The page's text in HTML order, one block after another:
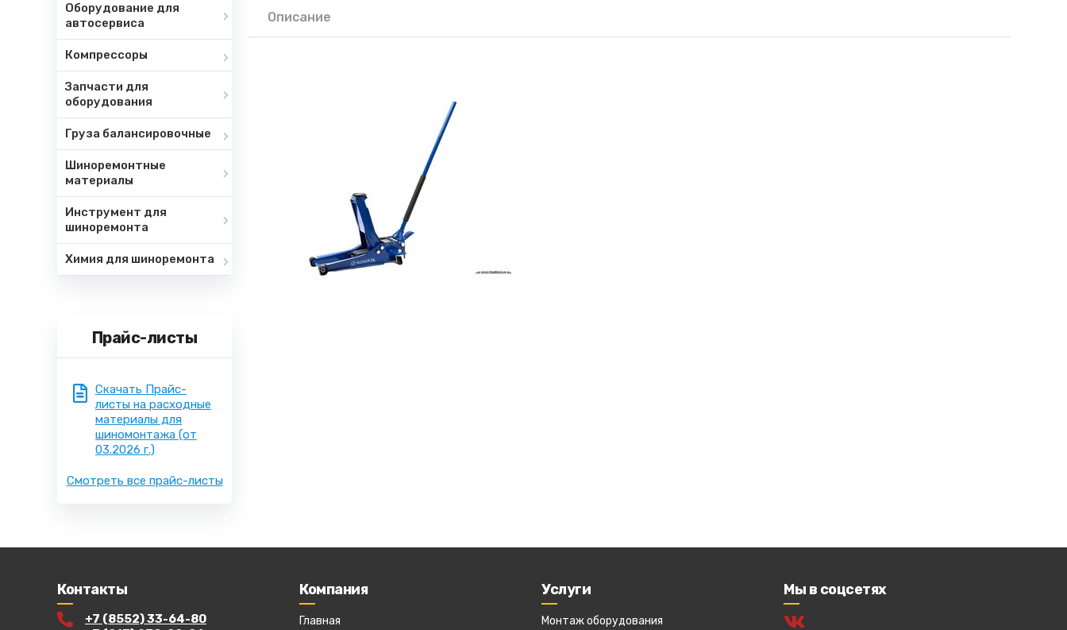
Оборудование для
автосервиса
Компрессоры
Запчасти для
оборудования
Груза балансировочные
Шиноремонтные
материалы
Инструмент для
шиноремонта
Химия для шиноремонта
Прайс-листы
Скачать Прайс-
листы на расходные
материалы для
шиномонтажа (от
03.2026 г.)
Смотреть все прайс-листы
Описание
Контакты
+7 (8552) 33-64-80
Компания
Главная
Услуги
Монтаж оборудования
Мы в соцсетях